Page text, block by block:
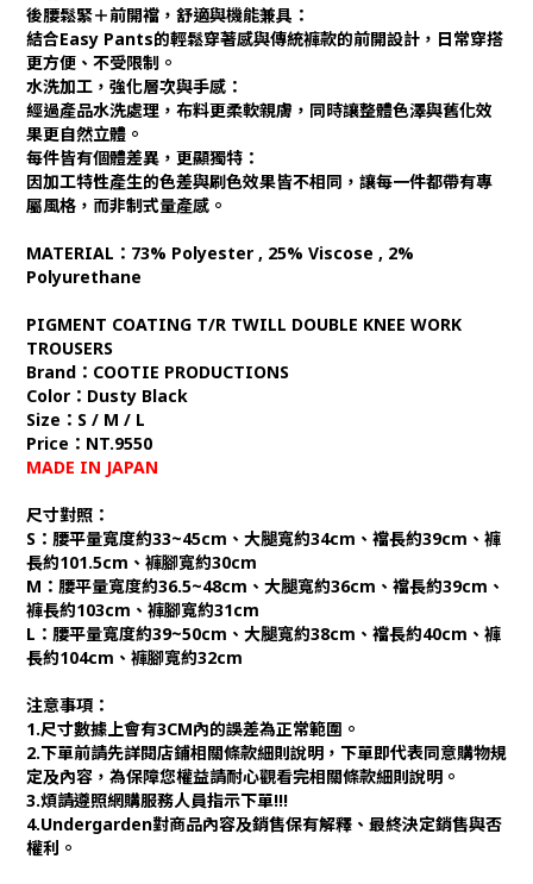
後腰鬆緊＋前開襠，舒適與機能兼具：
結合Easy Pants的輕鬆穿著感與傳統褲款的前開設計，日常穿搭
更方便、不受限制。
水洗加工，強化層次與手感：
經過產品水洗處理，布料更柔軟親膚，同時讓整體色澤與舊化效
果更自然立體。
每件皆有個體差異，更顯獨特：
因加工特性產生的色差與刷色效果皆不相同，讓每一件都帶有專
屬風格，而非制式量產感。
MATERIAL：73% Polyester , 25% Viscose , 2%
Polyurethane
PIGMENT COATING T/R TWILL DOUBLE KNEE WORK
TROUSERS
Brand：COOTIE PRODUCTIONS
Color：Dusty Black
Size：S / M / L
Price：NT.9550
MADE IN JAPAN
尺寸對照：
S：腰平量寬度約33~45cm、大腿寬約34cm、襠長約39cm、褲
長約101.5cm、褲腳寬約30cm
M：腰平量寬度約36.5~48cm、大腿寬約36cm、襠長約39cm、
褲長約103cm、褲腳寬約31cm
L：腰平量寬度約39~50cm、大腿寬約38cm、襠長約40cm、褲
長約104cm、褲腳寬約32cm
注意事項：
1.尺寸數據上會有3CM內的誤差為正常範圍。
2.下單前請先詳閱店鋪相關條款細則說明，下單即代表同意購物規
定及內容，為保障您權益請耐心觀看完相關條款細則說明。
3.煩請遵照網購服務人員指示下單!!!
4.Undergarden對商品內容及銷售保有解釋、最終決定銷售與否
權利。